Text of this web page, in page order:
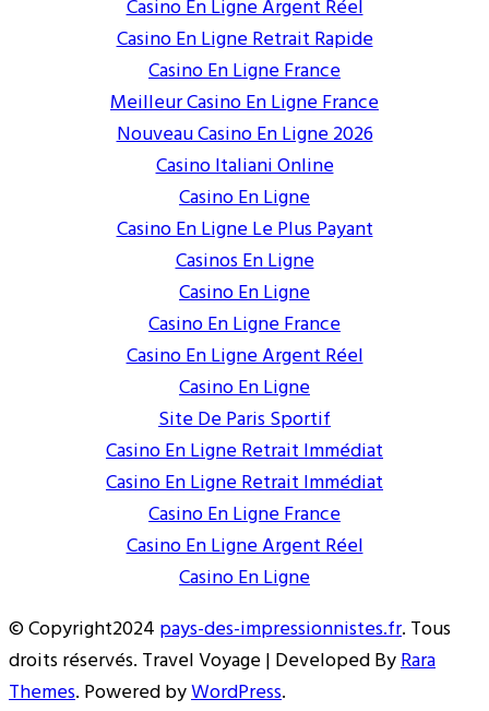
Casino En Ligne Argent Réel
Casino En Ligne Retrait Rapide
Casino En Ligne France
Meilleur Casino En Ligne France
Nouveau Casino En Ligne 2026
Casino Italiani Online
Casino En Ligne
Casino En Ligne Le Plus Payant
Casinos En Ligne
Casino En Ligne
Casino En Ligne France
Casino En Ligne Argent Réel
Casino En Ligne
Site De Paris Sportif
Casino En Ligne Retrait Immédiat
Casino En Ligne Retrait Immédiat
Casino En Ligne France
Casino En Ligne Argent Réel
Casino En Ligne
© Copyright2024 pays-des-impressionnistes.fr. Tous
droits réservés. Travel Voyage | Developed ByRara
Themes. Powered byWordPress.